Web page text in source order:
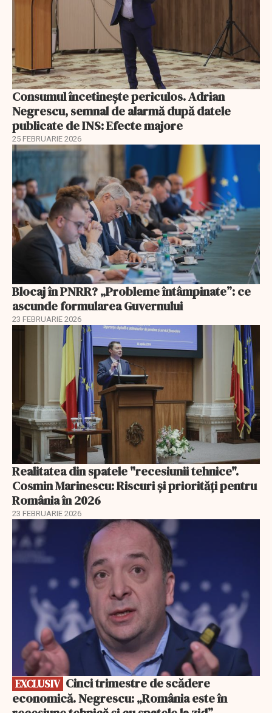
Consumul încetineşte periculos. Adrian
Negrescu, semnal de alarmă după datele
publicate de INS: Efecte majore
25 FEBRUARIE 2026
Blocaj în PNRR? „Probleme întâmpinate”: ce
ascunde formularea Guvernului
23 FEBRUARIE 2026
Realitatea din spatele "recesiunii tehnice".
Cosmin Marinescu: Riscuri și priorități pentru
România în 2026
23 FEBRUARIE 2026
EXCLUSIV
EXCLUSIV
economică. Negrescu: „România este în